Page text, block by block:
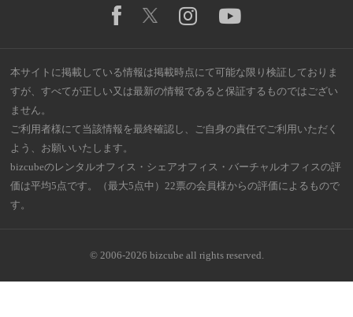
本サイトに掲載している情報は掲載時点にて可能な限り検証しておりま
すが、すべてが正しい又は最新の情報であると保証するものではござい
ません。
ご利用者様にて当該情報を最終確認し、ご自身の責任でご利用いただく
よう、お願いいたします。
bizcubeのレンタルオフィス・シェアオフィス・バーチャルオフィスの評
価は平均5点です。（最大5点中）22票の会員様からの評価によるもので
す。
© 2006-2026 bizcube all rights reserved.